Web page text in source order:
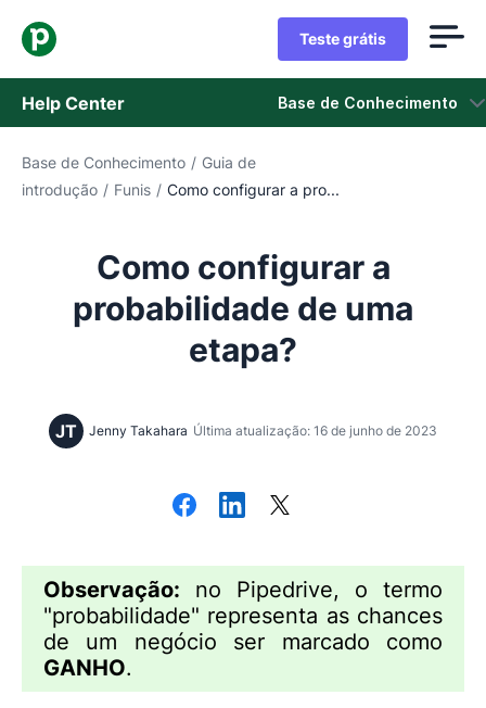
Teste grátis
Help Center Base de Conhecimento
Base de Conhecimento
Fale com o Suporte
Base de Conhecimento / Guia de
introdução / Funis / Como configurar a pro...
Como configurar a
probabilidade de uma
etapa?
JT Jenny Takahara Última atualização: 16 de junho de 2023
Observação: no Pipedrive, o termo
"probabilidade" representa as chances
de um negócio ser marcado como
GANHO.